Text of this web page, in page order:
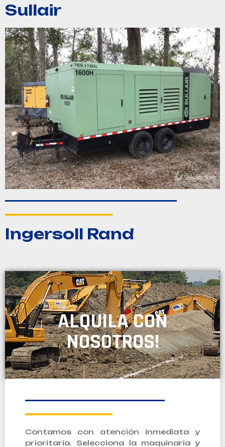
Sullair
Ingersoll Rand
ALQUILA CON
NOSOTROS!
Contamos con atención inmediata y
prioritaria. Selecciona la maquinaria y